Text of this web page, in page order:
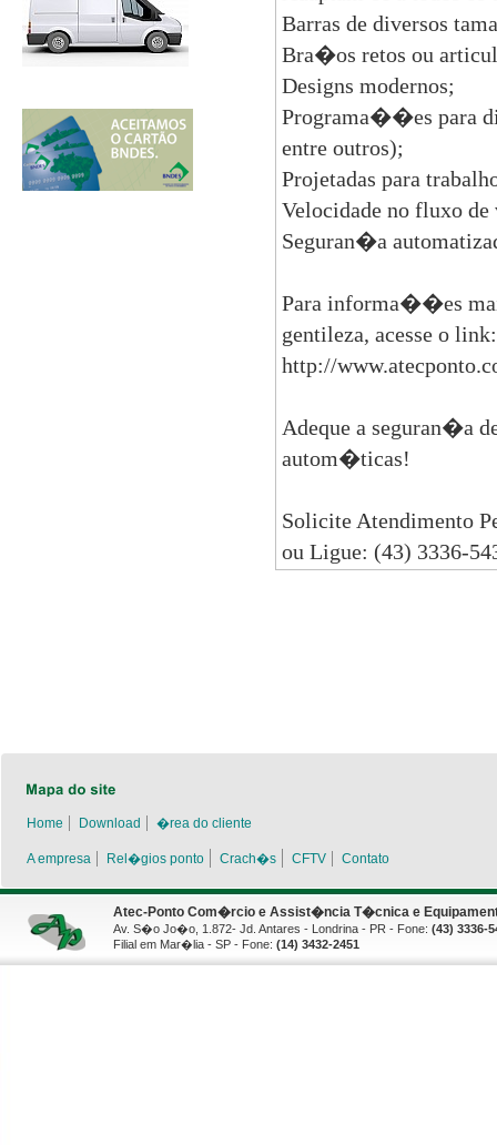
Barras de diversos
Bra�os retos ou
Designs modernos;
Programa��es para
entre outros);
Projetadas para
Velocidade no fluxo
Seguran�a
Para informa��es
gentileza, acesse o link:
http://
Adeque a seguran�a
autom�ticas!
Solicite Atendimento
ou Ligue: (43) 3336-
Home Download �rea do cliente
A empresa Rel�gios ponto Crach�s CFTV Contato
Atec-Ponto Com�rcio e Assist�ncia T�cnica e
Av. S�o Jo�o, 1.872- Jd. Antares - Londrina - PR - Fone: (43) 3336-
Filial em Mar�lia - SP - Fone: (14) 3432-2451